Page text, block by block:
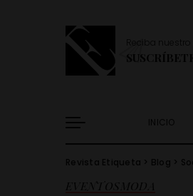
Reciba
INICIO
Revista Etiqueta > Blog >
EVENTOS MODA